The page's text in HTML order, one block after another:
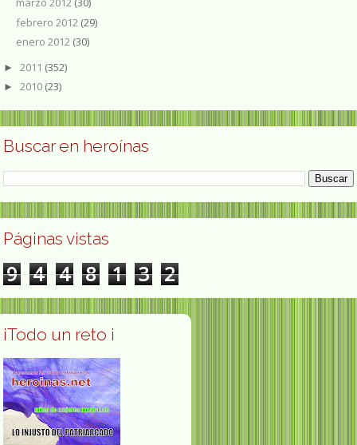
febrero 2012 (29)
enero 2012 (30)
► 2011 (352)
► 2010 (23)
Buscar en heroínas
Páginas vistas
9 4 4 8 1 3 2
¡Todo un reto ¡